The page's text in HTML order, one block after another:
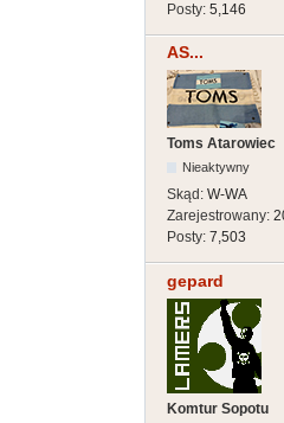
Posty: 5,146
AS...
Toms Atarowiec
Nieaktywny
Skąd: W-WA
Zarejestrowany:
Posty: 7,503
gepard
Komtur Sopotu